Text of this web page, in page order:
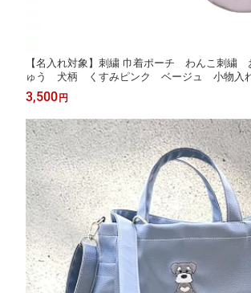
【名入れ対象】刺繍 巾着ポーチ わんこ刺繍
ゅう 犬柄 くすみピンク ベージュ 小物入
nlife ワンライフ トイプー チワワ シュナ【
いか！メディア掲載】【国内生産】
3,500円